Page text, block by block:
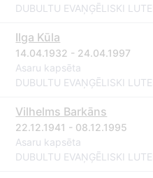
DUBULTU EVAŅĢĒLISKI
Ilga Kūla
14.04.1932 - 24.04.1997
Asaru kapsēta
DUBULTU EVAŅĢĒLISKI
Vilhelms Barkāns
22.12.1941 - 08.12.1995
Asaru kapsēta
DUBULTU EVAŅĢĒLISKI